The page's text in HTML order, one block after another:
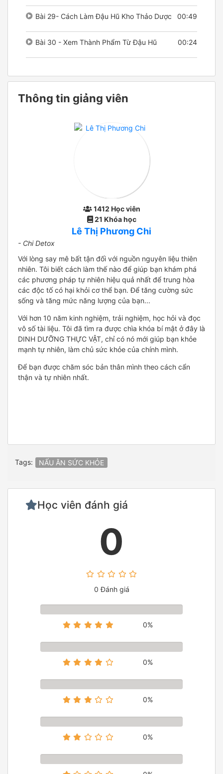
Bài 29- Cách Làm Đậu Hũ Kho Thảo Dược 00:49
Bài 30 - Xem Thành Phẩm Từ Đậu Hũ 00:24
Thông tin giảng viên
1412 Học viên
21 Khóa học
Lê Thị Phương Chi
- Chi Detox
Với lòng say mê bất tận đối với nguồn nguyên liệu thiên
nhiên. Tôi biết cách làm thế nào để giúp bạn khám phá
các phương pháp tự nhiên hiệu quả nhất để trung hòa
các độc tố có hại khỏi cơ thể bạn. Để tăng cường sức
sống và tăng mức năng lượng của bạn...
Với hơn 10 năm kinh nghiệm, trải nghiệm, học hỏi và đọc
vô số tài liệu. Tôi đã tìm ra được chìa khóa bí mật ở đây là
DINH DƯỠNG THỰC VẬT, chỉ có nó mới giúp bạn khỏe
mạnh tự nhiên, làm chủ sức khỏe của chính mình.
Để bạn được chăm sóc bản thân mình theo cách cẩn
thận và tự nhiên nhất.
Tags: NẤU ĂN SỨC KHỎE
Học viên đánh giá
0
0 Đánh giá
0%
0%
0%
0%